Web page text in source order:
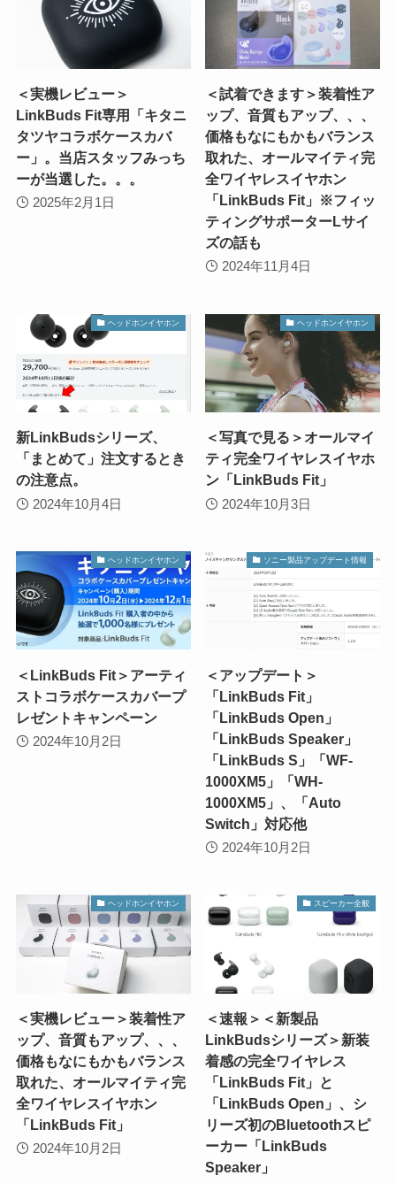
＜実機レビュー＞
LinkBuds Fit専用「キタニ
タツヤコラボケースカバ
ー」。当店スタッフみっち
ーが当選した。。。
2025年2月1日
＜試着できます＞装着性ア
ップ、音質もアップ、、、
価格もなにもかもバランス
取れた、オールマイティ完
全ワイヤレスイヤホン
「LinkBuds Fit」※フィッ
ティングサポーターLサイ
ズの話も
2024年11月4日
ヘッドホンイヤホン
新LinkBudsシリーズ、
「まとめて」注文するとき
の注意点。
2024年10月4日
ヘッドホンイヤホン
＜写真で見る＞オールマイ
ティ完全ワイヤレスイヤホ
ン「LinkBuds Fit」
2024年10月3日
ヘッドホンイヤホン
＜LinkBuds Fit＞アーティ
ストコラボケースカバープ
レゼントキャンペーン
2024年10月2日
ソニー製品アップデート情報
＜アップデート＞
「LinkBuds Fit」
「LinkBuds Open」
「LinkBuds Speaker」
「LinkBuds S」「WF-
1000XM5」「WH-
1000XM5」、「Auto
Switch」対応他
2024年10月2日
ヘッドホンイヤホン
＜実機レビュー＞装着性ア
ップ、音質もアップ、、、
価格もなにもかもバランス
取れた、オールマイティ完
全ワイヤレスイヤホン
「LinkBuds Fit」
2024年10月2日
スピーカー全般
＜速報＞＜新製品
LinkBudsシリーズ＞新装
着感の完全ワイヤレス
「LinkBuds Fit」と
「LinkBuds Open」、シ
リーズ初のBluetoothスピ
ーカー「LinkBuds
Speaker」